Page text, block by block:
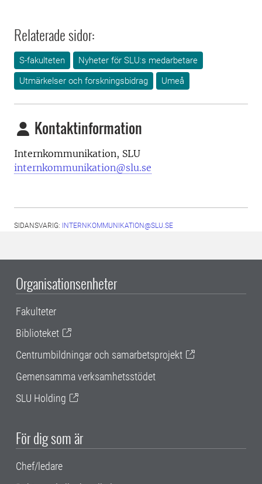
Relaterade sidor:
S-fakulteten
Nyheter för SLU:s medarbetare
Utmärkelser och forskningsbidrag
Umeå
Kontaktinformation
Internkommunikation, SLU
internkommunikation@slu.se
SIDANSVARIG: INTERNKOMMUNIKATION@SLU.SE
Organisationsenheter
Fakulteter
Biblioteket
Centrumbildningar och samarbetsprojekt
Gemensamma verksamhetsstödet
SLU Holding
För dig som är
Chef/ledare